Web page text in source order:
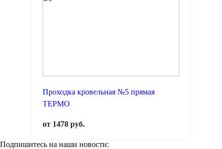
Проходка кровельная №5 прямая
ТЕРМО
от 1478 руб.
Подпишитесь на наши новости: